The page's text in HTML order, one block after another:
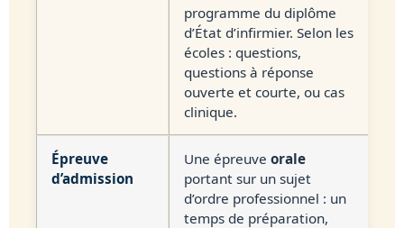
programme du diplôme
d’État d’infirmier. Selon les
écoles : questions,
questions à réponse
ouverte et courte, ou cas
clinique.
Épreuve
d’admission
Une épreuve orale
portant sur un sujet
d’ordre professionnel : un
temps de préparation,